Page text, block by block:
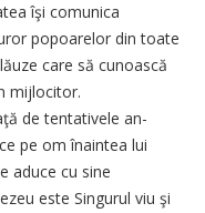
îşi comunica
po­poa­re­lor din toate
ca­re să cunoască
mij­lo­ci­tor.
de tentativele an­
pe om înaintea lui
aduce cu sine
este Singurul viu şi